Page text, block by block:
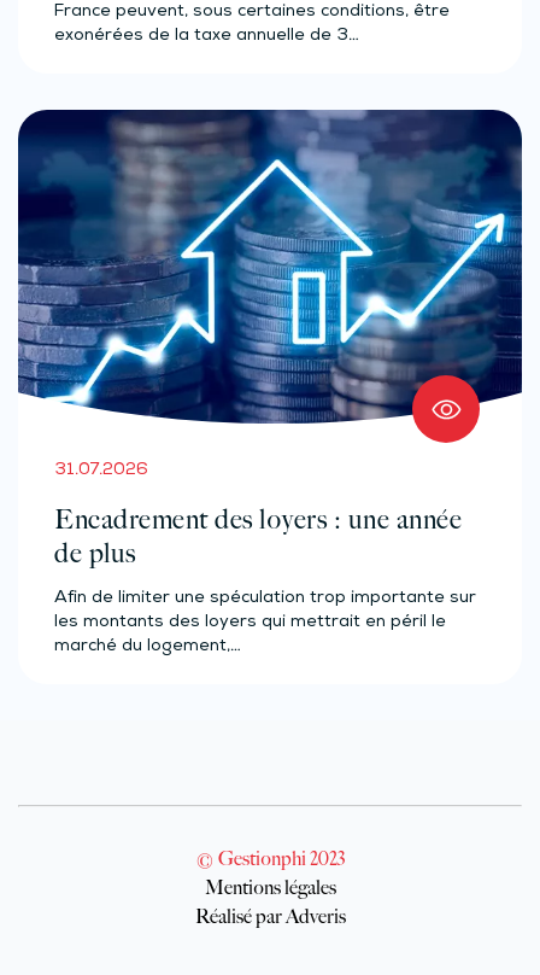
France peuvent, sous certaines conditions, être
exonérées de la taxe annuelle de 3…
31.07.2026
Encadrement des loyers : une année
de plus
Afin de limiter une spéculation trop importante sur
les montants des loyers qui mettrait en péril le
marché du logement,…
© Gestionphi 2023
Mentions légales
Réalisé par Adveris